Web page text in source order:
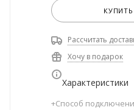
Рассчитать
Хочу в подарок
Характеристики
+Способ